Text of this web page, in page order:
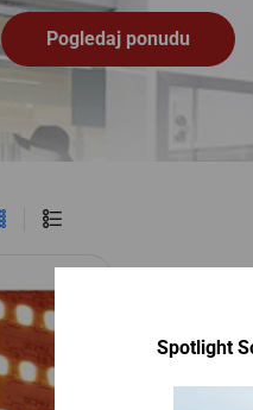
Spotlight
Pogledaj ponudu